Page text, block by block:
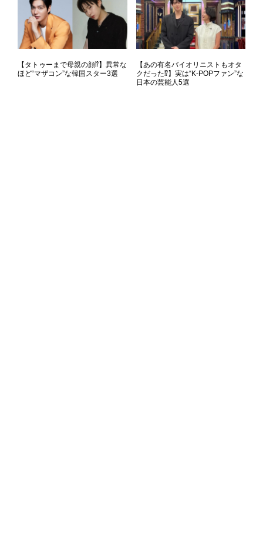
【タトゥーまで母親の顔⁉】異常な
ほど“マザコン”な韓国スター3選
【あの有名バイオリニストもオタ
クだった⁉】実は“K-POPファン”な
日本の芸能人5選